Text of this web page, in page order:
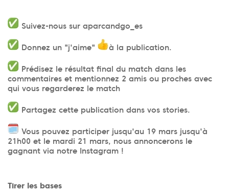
Suivez-nous sur aparcandgo_es
Donnez un "j'aime" à la publication.
Prédisez le résultat final du match dans les
commentaires et mentionnez 2 amis ou proches avec
qui vous regarderez le match
Partagez cette publication dans vos stories.
Vous pouvez participer jusqu'au 19 mars jusqu'à
21h00 et le mardi 21 mars, nous annoncerons le
gagnant via notre Instagram !
Tirer les bases